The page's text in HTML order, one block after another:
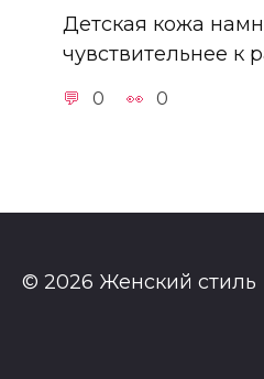
Детская кожа
чувствительнее к
0 0
© 2026 Женский стиль